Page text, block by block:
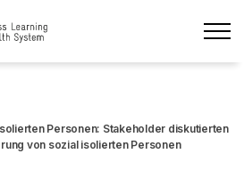
wechseln
Personen: Stakeholder diskutierten
von sozial isolierten Personen